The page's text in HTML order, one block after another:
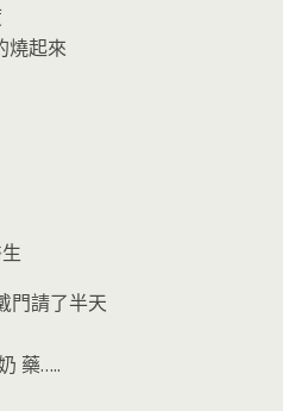
燒起來
門請了半天
藥…..